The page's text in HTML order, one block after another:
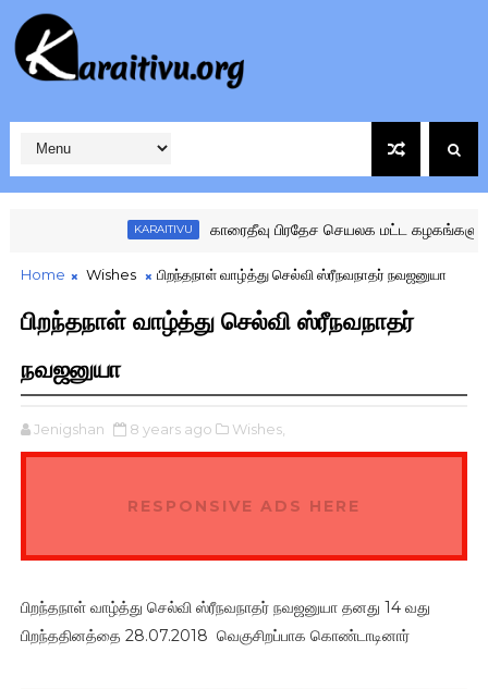
காரைதீவு பிரதேச செயலக மட்ட கழகங்களுக்கு
Home Wishes பிறந்தநாள் வாழ்த்து செல்வி ஸ்ரீநவநாதர் நவஜனுயா
பிறந்தநாள் வாழ்த்து செல்வி ஸ்ரீநவநாதர்
நவஜனுயா
Jenigshan 8 years ago Wishes,
RESPONSIVE ADS HERE
பிறந்தநாள் வாழ்த்து செல்வி ஸ்ரீநவநாதர் நவஜனுயா தனது 14 வது
பிறந்ததினத்தை 28.07.2018 வெகுசிறப்பாக கொண்டாடினார்